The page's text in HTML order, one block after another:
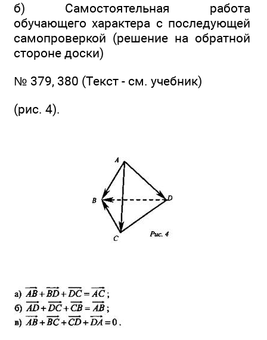
б) Самостоятельная работа
обучающего характера с последующей
самопроверкой (решение на обратной
стороне доски)
№ 379, 380 (Текст - см. учебник)
(рис. 4).